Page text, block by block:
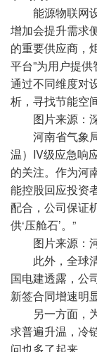
能源物联网
增加会提升需求
的重要供应商，
平台”为用户提
通过不同维度对
析，寻找节能空
图片来源：
河南省气象
温）IV级应急响
的关注。作为河
能控股回应投资
配合，公司保证
供‘压舱石’。”
图片来源：
此外，全球
国电建透露，公
新签合同增速明显
另一方面，
求普遍升温，冷
问也多了起来。